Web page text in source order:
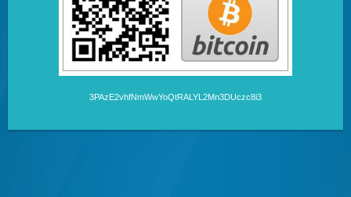
3PAzE2vhfNmWwYoQtRALYL2Mn3DUczc8i3